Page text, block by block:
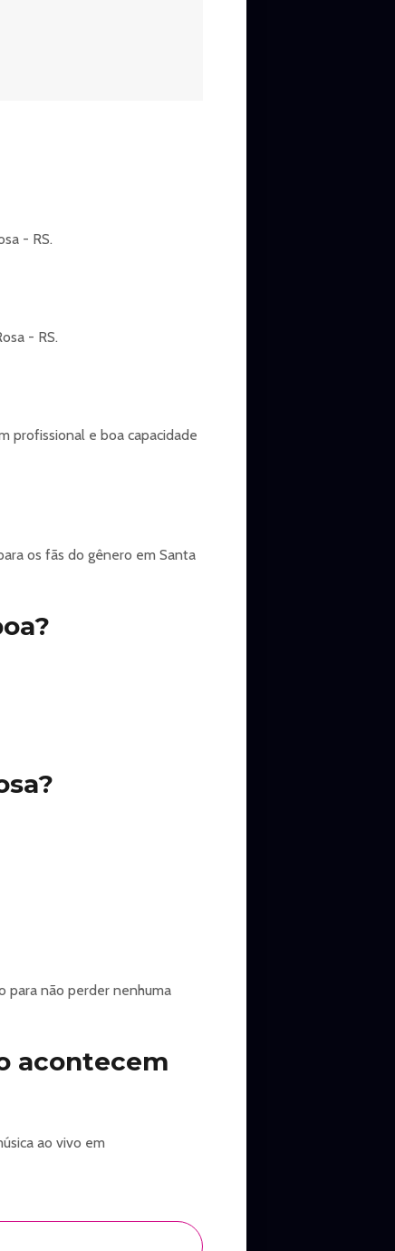
- RS.
- RS.
profissional e boa capacidade
os fãs do gênero em Santa
para não perder nenhuma
acontecem
ao vivo em